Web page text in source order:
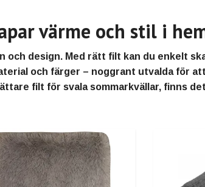
värme och stil i
design. Med rätt filt kan du enkelt
och färger – noggrant utvalda för
filt för svala sommarkvällar, finns